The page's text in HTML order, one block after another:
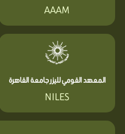
AAAM
المعهد القومي لليزر جامعة القاهرة
NILES